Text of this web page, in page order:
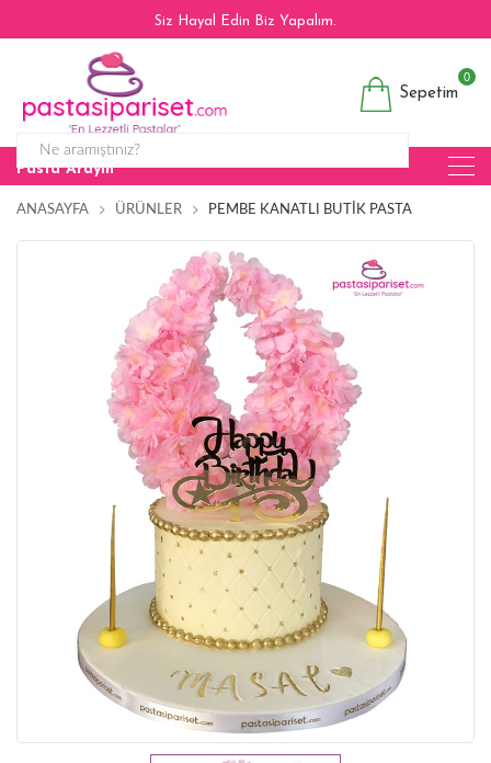
Siz Hayal Edin Biz Yapalım.
Sepetim
0
Pasta Arayın
ANASAYFA ÜRÜNLER PEMBE KANATLI BUTIK PASTA